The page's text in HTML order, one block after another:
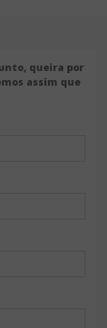
queira por
assim que